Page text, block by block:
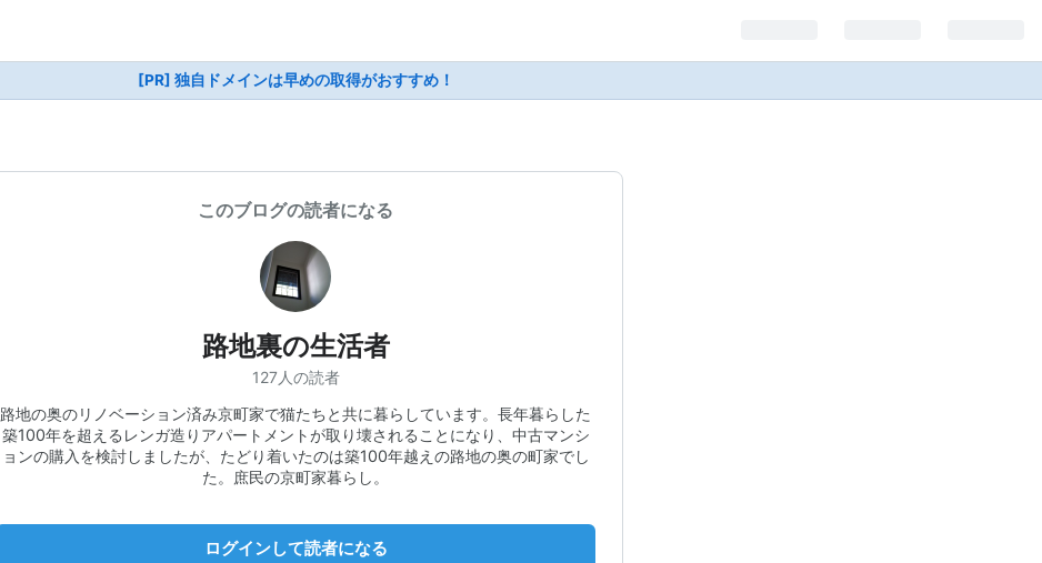
[PR] 独自ドメインは早めの取得がおすすめ！
このブログの読者になる
路地裏の生活者
127人の読者
路地の奥のリノベーション済み京町家で猫たちと共に暮らしています。長年暮らした
築100年を超えるレンガ造りアパートメントが取り壊されることになり、中古マンシ
ョンの購入を検討しましたが、たどり着いたのは築100年越えの路地の奥の町家でし
た。庶民の京町家暮らし。
ログインして読者になる